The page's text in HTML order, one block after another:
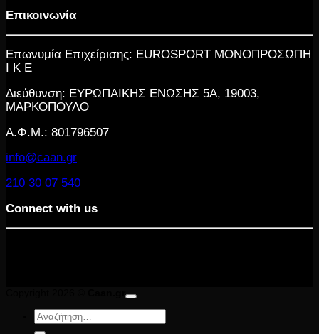
Επικοινωνία
Επωνυμία Επιχείρισης: EUROSPORT ΜΟΝΟΠΡΟΣΩΠΗ
Ι Κ Ε
Διεύθυνση: ΕΥΡΩΠΑΙΚΗΣ ΕΝΩΣΗΣ 5Α, 19003,
ΜΑΡΚΟΠΟΥΛΟ
Α.Φ.Μ.: 801796507
info@caan.gr
210 30 07 540
Connect with us
Αναζήτηση
για: